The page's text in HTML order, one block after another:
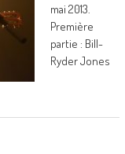
mai 2013.
Première
partie : Bill-
Ryder Jones